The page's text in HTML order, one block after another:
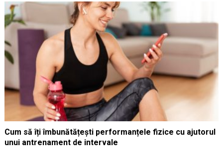
Cum să îți îmbunătățești performanțele fizice cu ajutorul
unui antrenament de intervale